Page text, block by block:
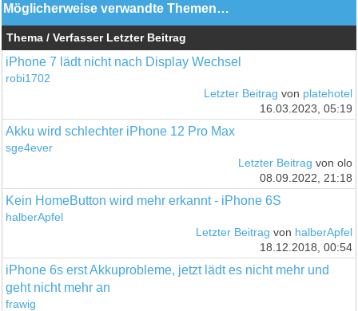
Möglicherweise verwandte Themen…
Thema / Verfasser Letzter Beitrag
iPhone 7 lädt nicht nach Display Wechsel
robi1702
Letzter Beitrag von platehotel
16.03.2023, 05:19
Akku wird schlechter iPhone 12 Pro Max
sge4ever
Letzter Beitrag von olo
08.09.2022, 21:18
Kein HomeButton wird mehr erkannt - iPhone 6S
halberApfel
Letzter Beitrag von halberApfel
18.12.2018, 00:54
iPhone 6s erst Akkuprobleme, jetzt lädt es nicht mehr und
geht nicht mehr an
frawig